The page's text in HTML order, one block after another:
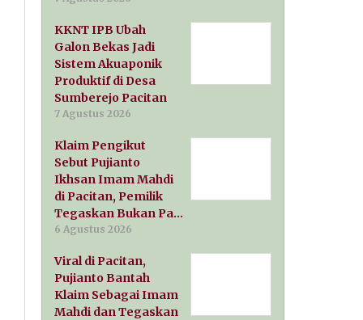
KKNT IPB Ubah
Galon Bekas Jadi
Sistem Akuaponik
Produktif di Desa
Sumberejo Pacitan
7 Agustus 2026
Klaim Pengikut
Sebut Pujianto
Ikhsan Imam Mahdi
di Pacitan, Pemilik
Tegaskan Bukan Pa…
6 Agustus 2026
Viral di Pacitan,
Pujianto Bantah
Klaim Sebagai Imam
Mahdi dan Tegaskan